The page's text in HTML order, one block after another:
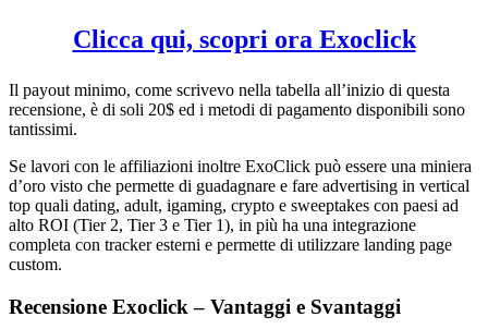
Clicca qui, scopri ora Exoclick
Il payout minimo, come scrivevo nella tabella all’inizio di questa
recensione, è di soli 20$ ed i metodi di pagamento disponibili sono
tantissimi.
Se lavori con le affiliazioni inoltre ExoClick può essere una miniera
d’oro visto che permette di guadagnare e fare advertising in vertical
top quali dating, adult, igaming, crypto e sweeptakes con paesi ad
alto ROI (Tier 2, Tier 3 e Tier 1), in più ha una integrazione
completa con tracker esterni e permette di utilizzare landing page
custom.
Recensione Exoclick – Vantaggi e Svantaggi